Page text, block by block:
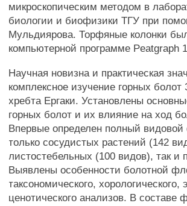
микроскопическим методом в
биологии и биофизики ТГУ при
Мульдиярова. Торфяные колонки
компьютерной программе Peatgraph
Научная новизна и практическая
комплексное изучение горных
хребта Ергаки. Установлены
горных болот и их влияние на ход
Впервые определен полный
только сосудистых растений (142
листостебельных (100 видов), так и
Выявлены особенности болотной
таксономического, хорологического,
ценотического анализов. В составе